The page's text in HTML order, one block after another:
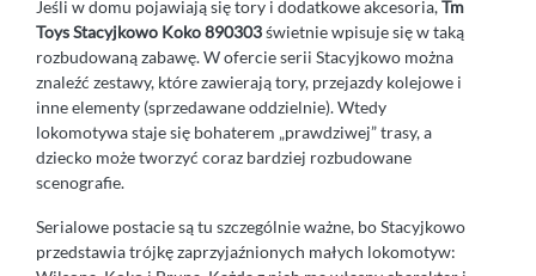
Jeśli w domu pojawiają się tory i dodatkowe akcesoria,Tm
Toys Stacyjkowo Koko 890303świetnie wpisuje się w taką
rozbudowaną zabawę. W ofercie serii Stacyjkowo można
znaleźć zestawy, które zawierają tory, przejazdy kolejowe i
inne elementy (sprzedawane oddzielnie). Wtedy
lokomotywa staje się bohaterem „prawdziwej” trasy, a
dziecko może tworzyć coraz bardziej rozbudowane
scenografie.
Serialowe postacie są tu szczególnie ważne, bo Stacyjkowo
przedstawia trójkę zaprzyjaźnionych małych lokomotyw: